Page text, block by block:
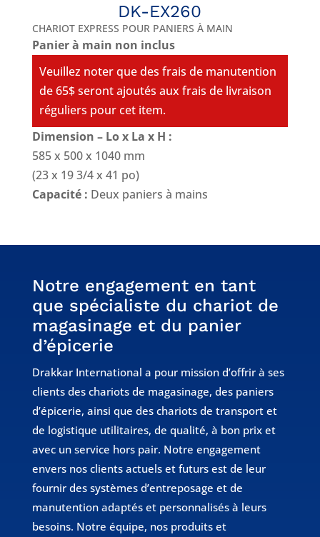
DK-EX260
CHARIOT EXPRESS POUR PANIERS À MAIN
Panier à main non inclus
Veuillez noter que des frais de manutention
de 65$ seront ajoutés aux frais de livraison
réguliers pour cet item.
Dimension – Lo x La x H :
585 x 500 x 1040 mm
(23 x 19 3/4 x 41 po)
Capacité : Deux paniers à mains
Notre engagement en tant
que spécialiste du chariot de
magasinage et du panier
d’épicerie
Drakkar International a pour mission d’offrir à ses
clients des chariots de magasinage, des paniers
d’épicerie, ainsi que des chariots de transport et
de logistique utilitaires, de qualité, à bon prix et
avec un service hors pair. Notre engagement
envers nos clients actuels et futurs est de leur
fournir des systèmes d’entreposage et de
manutention adaptés et personnalisés à leurs
besoins. Notre équipe, nos produits et